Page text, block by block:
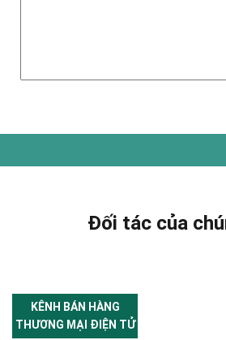
Đối tác của
KÊNH BÁN HÀNG
THƯƠNG MẠI ĐIỆN TỬ